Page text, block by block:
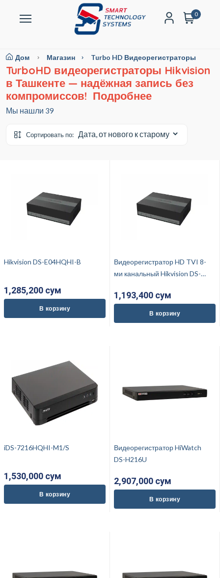
0
Дом Магазин Turbo HD Видеорегистраторы
TurboHD видеорегистраторы Hikvision
в Ташкенте — надёжная запись без
компромиссов! Подробнее
Мы нашли 39
Сортировать по:
Hikvision DS-E04HQHI-B
1,285,200 cум
В корзину
Видеорегистратор HD TVI 8-
ми канальный Hikvision DS-
1,193,400 cум
В корзину
iDS-7216HQHI-M1/S
1,530,000 cум
В корзину
Видеорегистратор HiWatch
DS-H216U
2,907,000 cум
В корзину